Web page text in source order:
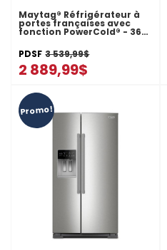
Maytag® Réfrigérateur à
portes françaises avec
fonction PowerCold® - 36
PDSF 3 539,99$
2 889,99$
Promo!